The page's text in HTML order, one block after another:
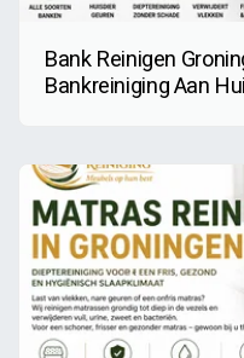
Bank Reinigen
Bankreiniging Aan